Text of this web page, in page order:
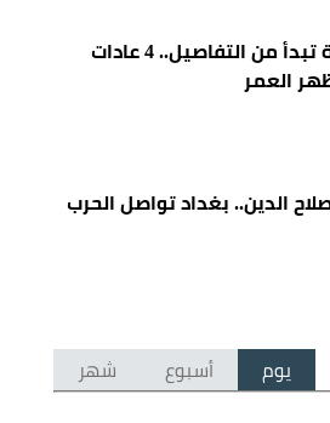
شيخوخة البشرة تبدأ من التفاصيل.. 4 عادات
العمر
الدين.. بغداد تواصل الحرب
يوم أسبوع شهر